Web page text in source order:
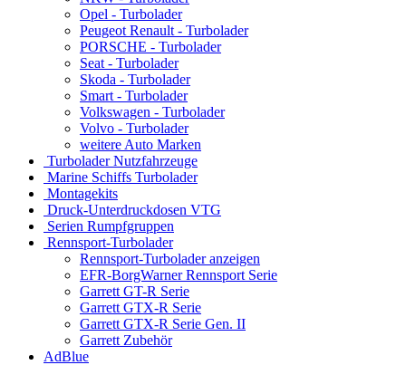
Opel - Turbolader
Peugeot Renault - Turbolader
PORSCHE - Turbolader
Seat - Turbolader
Skoda - Turbolader
Smart - Turbolader
Volkswagen - Turbolader
Volvo - Turbolader
weitere Auto Marken
Turbolader Nutzfahrzeuge
Marine Schiffs Turbolader
Montagekits
Druck-Unterdruckdosen VTG
Serien Rumpfgruppen
Rennsport-Turbolader
Rennsport-Turbolader anzeigen
EFR-BorgWarner Rennsport Serie
Garrett GT-R Serie
Garrett GTX-R Serie
Garrett GTX-R Serie Gen. II
Garrett Zubehör
AdBlue